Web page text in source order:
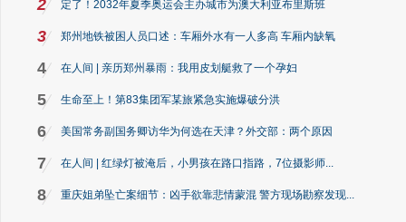
2 定了！2032年夏季奥运会主办城市为澳大利亚布里斯班
3 郑州地铁被困人员口述：车厢外水有一人多高 车厢内缺氧
4 在人间 | 亲历郑州暴雨：我用皮划艇救了一个孕妇
5 生命至上！第83集团军某旅紧急实施爆破分洪
6 美国常务副国务卿访华为何选在天津？外交部：两个原因
7 在人间 | 红绿灯被淹后，小男孩在路口指路，7位摄影师...
8 重庆姐弟坠亡案细节：凶手欲靠悲情蒙混 警方现场勘察发现...